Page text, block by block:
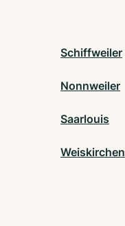
Schiffweiler
Nonnweiler
Saarlouis
Weiskirchen